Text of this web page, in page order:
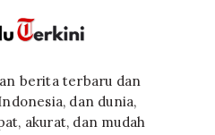
berita terbaru dan
dan dunia,
akurat, dan mudah